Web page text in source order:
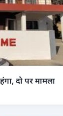
दो पर मामला